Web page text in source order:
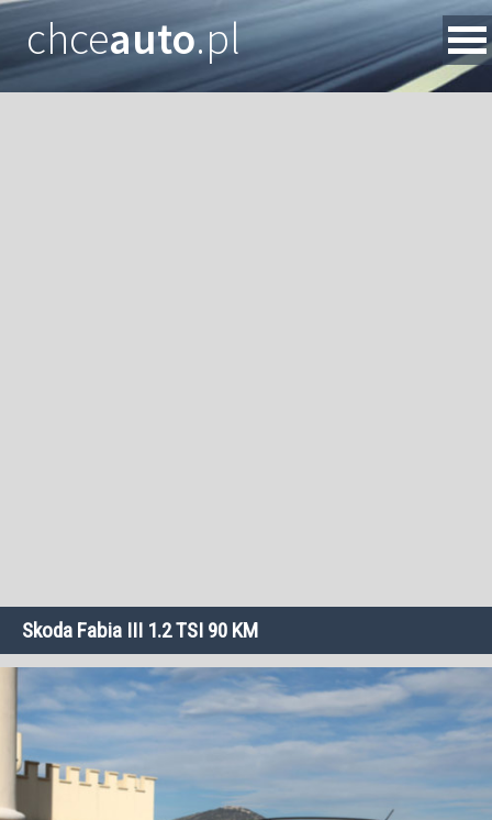
chceauto.pl
Skoda Fabia III 1.2 TSI 90 KM